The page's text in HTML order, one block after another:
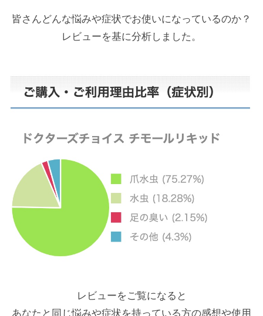
皆さんどんな悩みや症状でお使いになっているのか？
レビューを基に分析しました。
レビューをご覧になると
あなたと同じ悩みや症状を持っている方の感想や使用